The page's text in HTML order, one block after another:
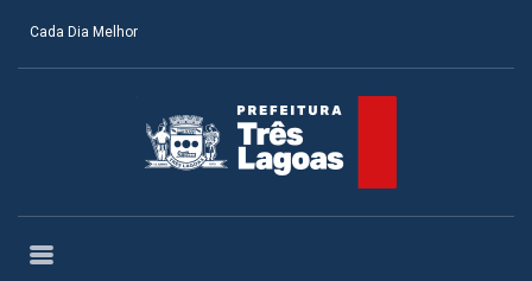
Cada Dia Melhor